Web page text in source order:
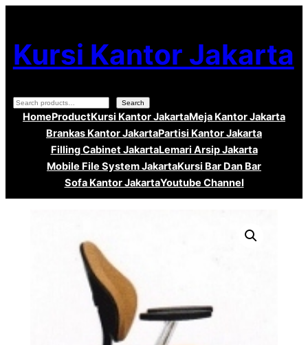
ke
konten
Kursi Kantor Jakarta
Search Search
HomeProductKursi Kantor JakartaMeja Kantor Jakarta
Brankas Kantor JakartaPartisi Kantor Jakarta
Filling Cabinet JakartaLemari Arsip Jakarta
Mobile File System JakartaKursi Bar Dan Bar
Sofa Kantor JakartaYoutube Channel